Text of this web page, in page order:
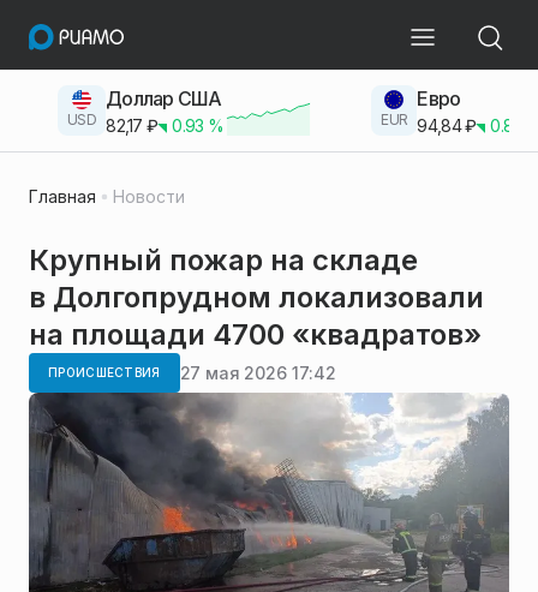
USD
Доллар США
82,17 ₽ 0.93 % EUR
Евро
94,84₽ 0.83
Главная Новости
Крупный пожар на складе
в Долгопрудном локализовали
на площади 4700 «квадратов»
ПРОИСШЕСТВИЯ 27 мая 2026 17:42